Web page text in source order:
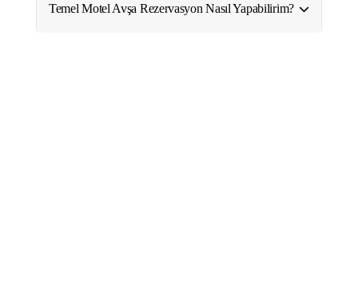
Temel Motel Avşa Rezervasyon Nasıl Yapabilirim?